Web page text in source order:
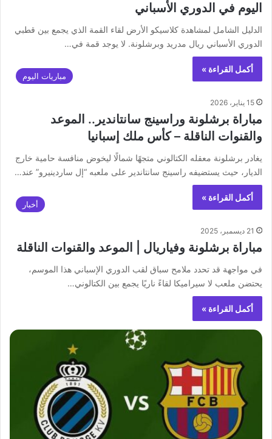
اليوم في الدوري الأسباني
الدليل الشامل لمشاهدة كلاسيكو الأرض لقاء القمة الذي يجمع بين قطبي
الدوري الأسباني ريال مدريد وبرشلونة. لا يوجد قمة في…
أكمل القراءة »
مباريات اليوم
15 يناير، 2026
مباراة برشلونة وراسينج سانتاندير.. الموعد
والقنوات الناقلة – كأس ملك إسبانيا
يغادر برشلونة معقله الكتالوني متجهًا شمالًا ليخوض منافسة حامية خارج
الديار، حيث يستضيفه راسينج سانتاندير على ملعبه “إل ساردينيرو” عند…
أكمل القراءة »
أخبار
21 ديسمبر، 2025
مباراة برشلونة وفياريال | الموعد والقنوات الناقلة
في مواجهة قد تحدد ملامح سباق لقب الدوري الإسباني هذا الموسم،
يحتضن ملعب لا سيراميكا لقاءً ناريًا يجمع بين الكتالوني…
أكمل القراءة »